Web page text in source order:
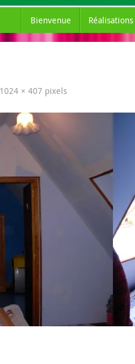
Bienvenue Réalisations
1024 × 407 pixels